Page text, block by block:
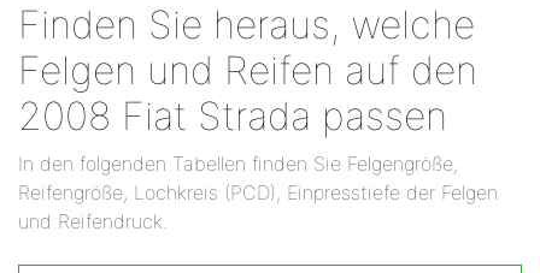
Finden Sie heraus, welche
Felgen und Reifen auf den
2008 Fiat Strada passen
In den folgenden Tabellen finden Sie Felgengröße,
Reifengröße, Lochkreis (PCD), Einpresstiefe der Felgen
und Reifendruck.